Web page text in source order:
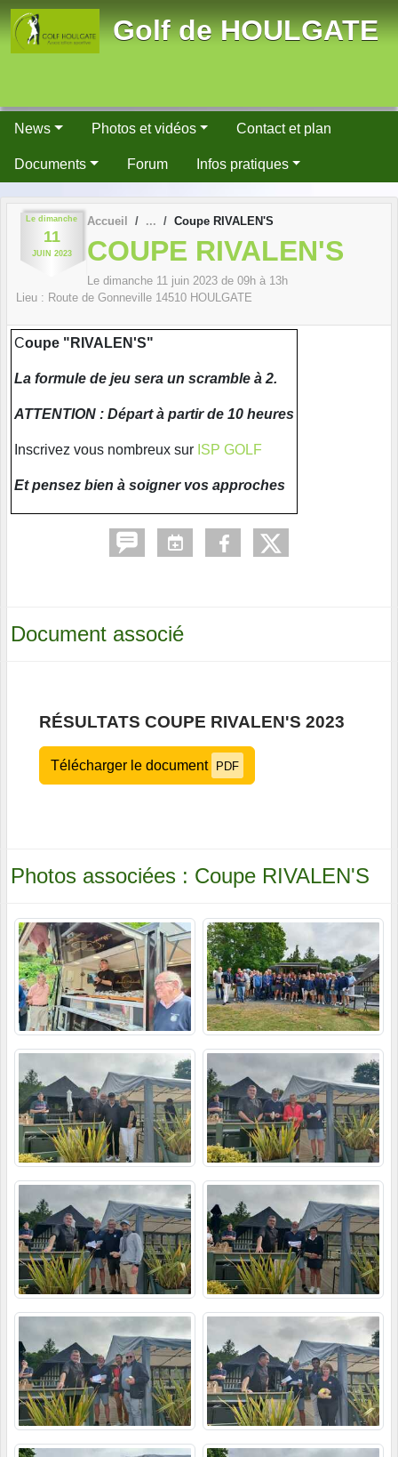
Golf de HOULGATE
News Photos et vidéos Contact et plan
Documents Forum Infos pratiques
Le dimanche
11
JUIN 2023
Accueil Coupe RIVALEN'S
COUPE RIVALEN'S
Le dimanche 11 juin 2023 de 09h à 13h
Lieu : Route de Gonneville 14510 HOULGATE
Coupe "RIVALEN'S"
La formule de jeu sera un scramble à 2.
ATTENTION : Départ à partir de 10 heures
Inscrivez vous nombreux sur ISP GOLF
Et pensez bien à soigner vos approches
Document associé
RÉSULTATS COUPE RIVALEN'S 2023
Télécharger le document PDF
Photos associées : Coupe RIVALEN'S
Panneau de gestion des cookies